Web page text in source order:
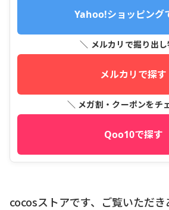
Yahoo!ショッピング
＼ メルカリで掘り出
メルカリで探す
＼ メガ割・クーポンをチ
Qoo10で探す
cocosストアです、ご覧いただ